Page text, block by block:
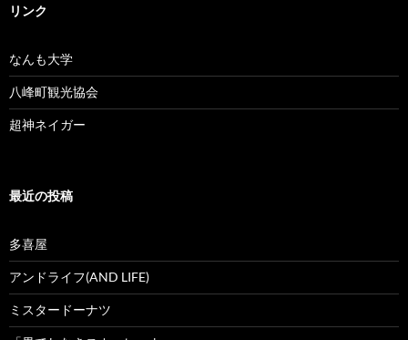
リンク
なんも大学
八峰町観光協会
超神ネイガー
最近の投稿
多喜屋
アンドライフ(AND LIFE)
ミスタードーナツ